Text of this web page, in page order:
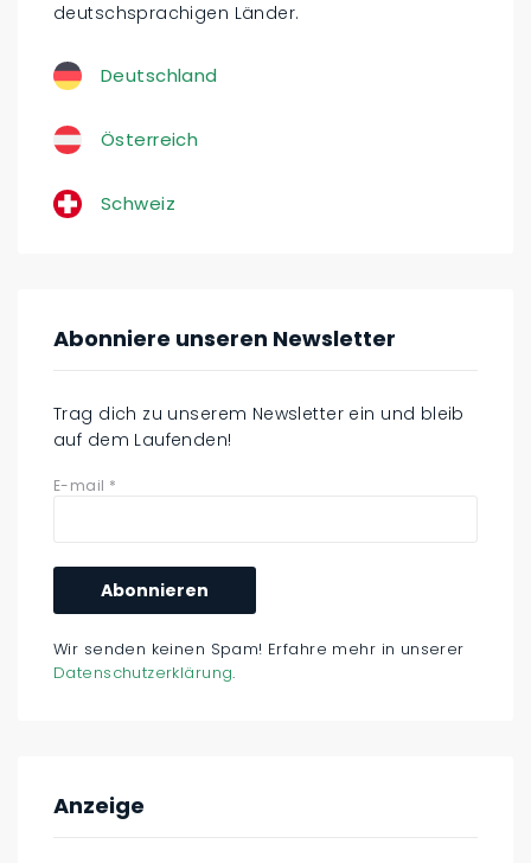
deutschsprachigen Länder.
Deutschland
Österreich
Schweiz
Abonniere unseren Newsletter
Trag dich zu unserem Newsletter ein und bleib
auf dem Laufenden!
E-mail *
Wir senden keinen Spam! Erfahre mehr in unserer
Datenschutzerklärung.
Anzeige